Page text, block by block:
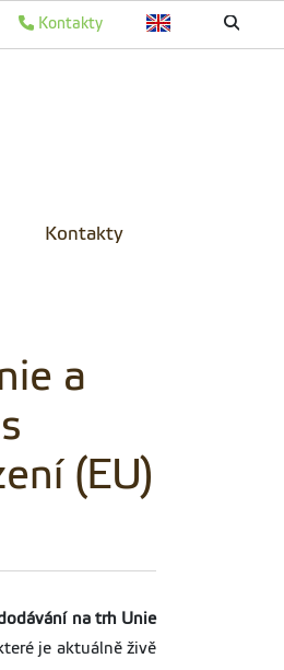
Kontakty
Kontakty
a
(EU)
na trh Unie
je aktuálně živě